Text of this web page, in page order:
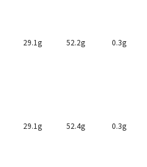
29.1g 52.2g 0.3g
29.1g 52.4g 0.3g